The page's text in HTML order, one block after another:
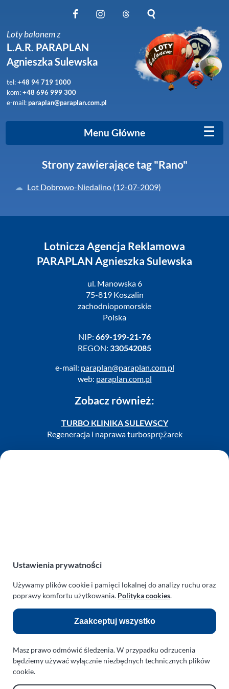
Obserwuj nas na Instagram
Obserwuj nas na Threads
Szukaj na stronie
Loty balonem z
L.A.R. PARAPLAN
Agnieszka Sulewska
tel:+48 94 719 1000
kom:+48 696 999 300
e-mail:paraplan@paraplan.com.pl
Menu Główne ☰
Strony zawierające tag "Rano"
Lot Dobrowo-Niedalino (12-07-2009)
Lotnicza Agencja Reklamowa
PARAPLAN Agnieszka Sulewska
ul. Manowska 6
75-819 Koszalin
zachodniopomorskie
Polska
NIP: 669-199-21-76
REGON: 330542085
e-mail: paraplan@paraplan.com.pl
web: paraplan.com.pl
Zobacz również:
TURBO KLINIKA SULEWSCY
Regeneracja i naprawa turbosprężarek
AUTO SERWIS SULEWSCY
Odnośniki:
Flight Operations Consulting
Bolling Modellballone
Motopark Koszalin
Rodzina Wolarków
Ustawienia prywatności
Używamy plików cookie i pamięci lokalnej do analizy ruchu oraz
poprawy komfortu użytkowania. Polityka cookies.
Zaakceptuj wszystko
Masz prawo odmówić śledzenia. W przypadku odrzucenia
będziemy używać wyłącznie niezbędnych technicznych plików
cookie.